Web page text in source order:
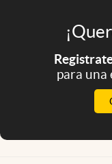
para una